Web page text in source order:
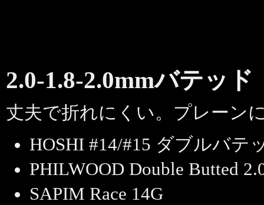
2.0-1.8-2.0mmバテッド
丈夫で折れにくい。プレーン
HOSHI #14/#15 ダブルバテ
PHILWOOD Double Butted
SAPIM Race 14G